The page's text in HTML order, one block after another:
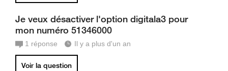
Je veux désactiver l'option digitala3 pour
mon numéro 51346000
1 réponse Il y a plus d'un an
Voir la question